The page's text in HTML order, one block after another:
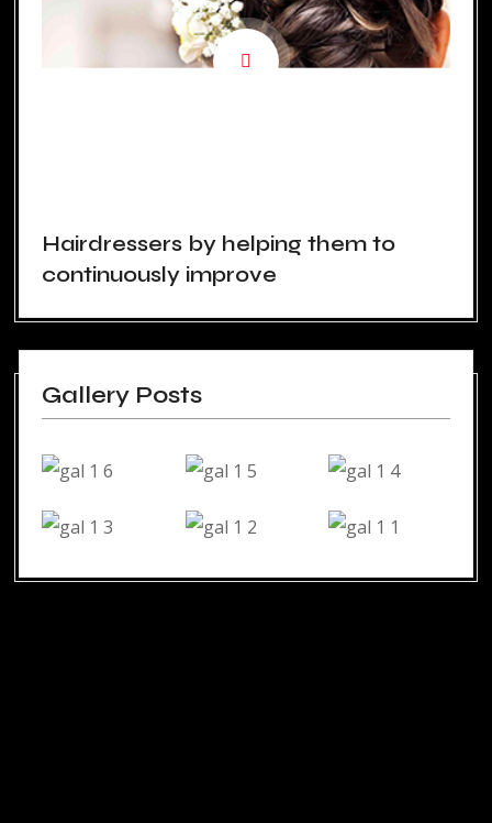
Hairdressers by helping them to
continuously improve
Gallery Posts